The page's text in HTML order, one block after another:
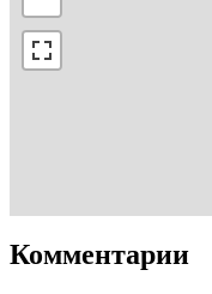
Комментарии